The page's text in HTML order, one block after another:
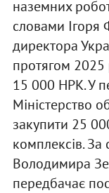
наземних
словами Ігоря
директора
протягом 2025
15 000 НРК. У
Міністерство
закупити 25
комплексів.
Володимира
передбачає